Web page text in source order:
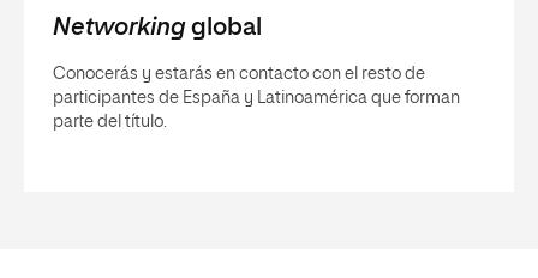
Networkingglobal
Conocerás y estarás en contacto con el resto de
participantes de España y Latinoamérica que forman
parte del título.